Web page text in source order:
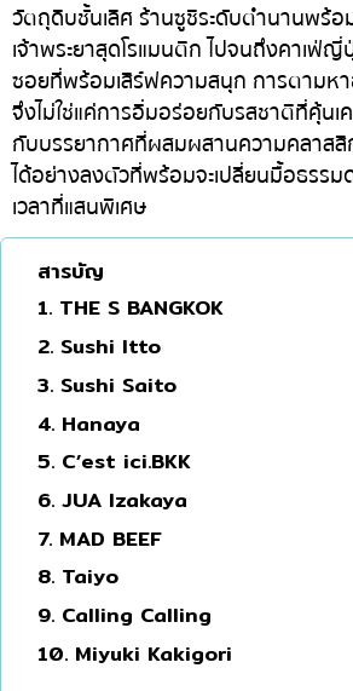
เทมปุระ
โอมากาเสะ
ร้านอาหารญี่ปุ่นระดับพรีเมียม
ซาชิมิ/อาหารทะเล
อาหารตะวันตกสไตล์ญี่ปุ่น
ข้าวปั้นญี่ปุ่น
ปู
โอโคโนมิยากิ/เทปปันยากิ
บุฟเฟต์
มิชลิน
สเต็ก
ของทอดเสียบไม้
หม้อไฟญี่ปุ่น
ของย่างเสียบไม้/เครื่องในย่าง
สีลม
สาทร
อ่อนนุช
พระราม 9
รัชดา
พระโขนง
เพลินจิต
ชิดลม
บางนา
อุดมสุข
ศรีราชา
ไอคอนสยาม
เซ็นทรัลเวิลด์
นนทบุรี
เชียงใหม่
วัตถุดิบชั้นเลิศ ร้านซูชิระดับตำนานพร้อ
เจ้าพระยาสุดโรแมนติก ไปจนถึงคาเฟ่
ซอยที่พร้อมเสิร์ฟความสนุก การตามห
จึงไม่ใช่แค่การอิ่มอร่อยกับรสชาติที่คุ้น
กับบรรยากาศที่ผสมผสานความคลาส
ได้อย่างลงตัวที่พร้อมจะเปลี่ยนมื้อธรรม
เวลาที่แสนพิเศษ
สารบัญ
1. THE S BANGKOK
2. Sushi Itto
3. Sushi Saito
4. Hanaya
5. C’est ici.BKK
6. JUA Izakaya
7. MAD BEEF
8. Taiyo
9. Calling Calling
10. Miyuki Kakigori